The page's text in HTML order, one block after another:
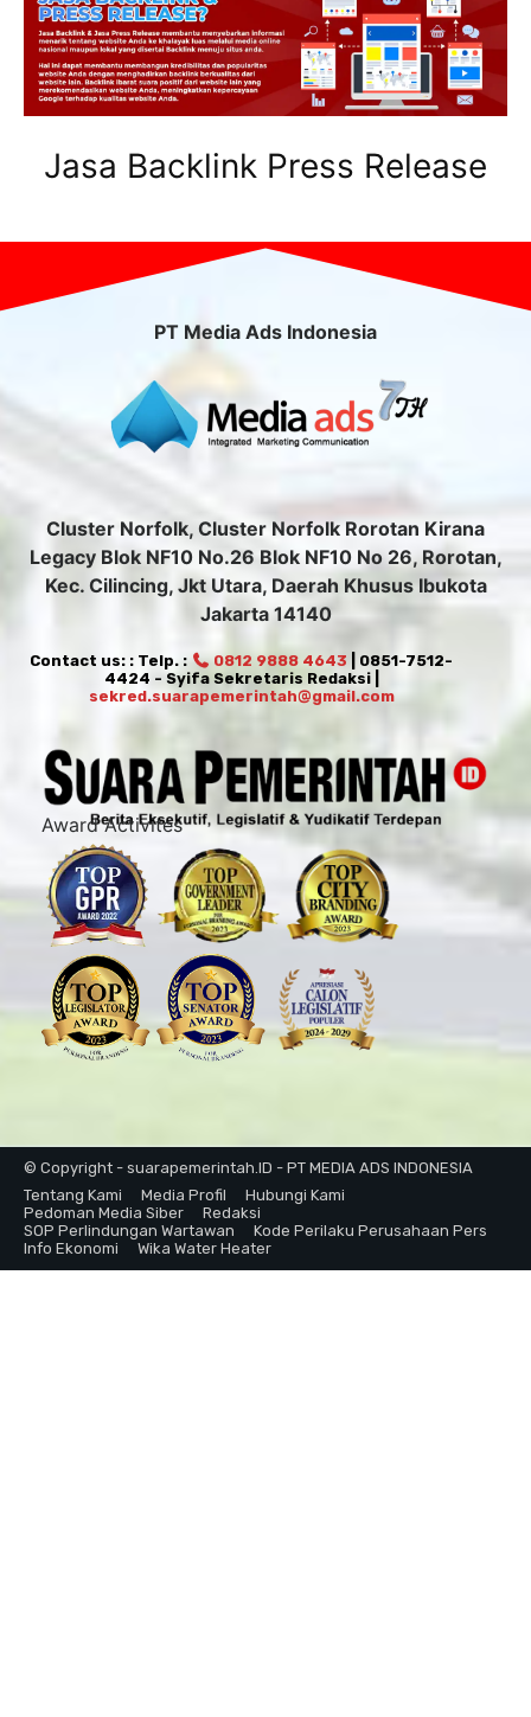
Jasa Backlink Press Release
PT Media Ads Indonesia
Cluster Norfolk, Cluster Norfolk Rorotan Kirana
Legacy Blok NF10 No.26 Blok NF10 No 26, Rorotan,
Kec. Cilincing, Jkt Utara, Daerah Khusus Ibukota
Jakarta 14140
Contact us: : Telp. : 0812 9888 4643 | 0851-7512-
4424 - Syifa Sekretaris Redaksi |
sekred.suarapemerintah@gmail.com
Award Activites
© Copyright - suarapemerintah.ID - PT MEDIA ADS INDONESIA
Tentang Kami
Media Profil
Hubungi Kami
Pedoman Media Siber
Redaksi
SOP Perlindungan Wartawan
Kode Perilaku Perusahaan Pers
Info Ekonomi
Wika Water Heater